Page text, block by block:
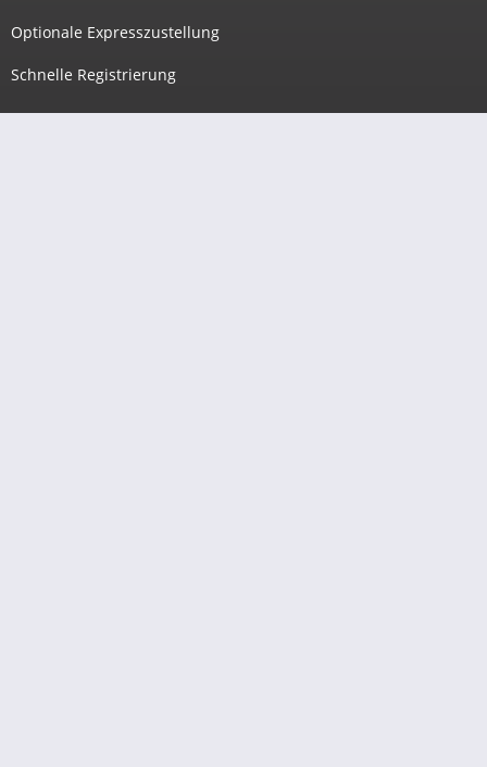
Optionale Expresszustellung
Schnelle Registrierung